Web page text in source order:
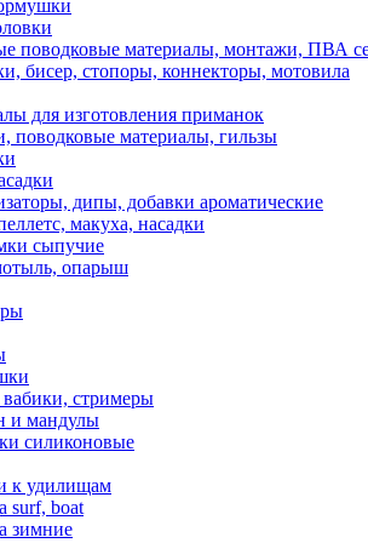
поводковые материалы, монтажи, ПВА
бисер, стопоры, коннекторы, мотовила
для изготовления приманок
поводковые материалы, гильзы
дипы, добавки ароматические
макуха, насадки
сыпучие
опарыш
стримеры
и мандулы
силиконовые
к удилищам
surf, boat
зимние